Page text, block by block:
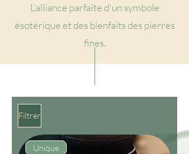
L'alliance parfaite d'un symbole
ésotérique et des bienfaits des pierres
fines.
Filtrer
Unique